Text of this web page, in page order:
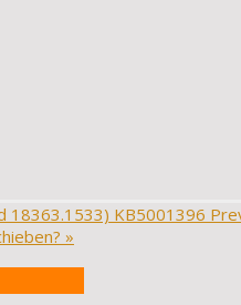
KB5001396
»